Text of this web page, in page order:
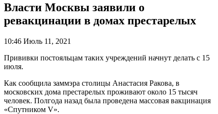
Власти Москвы заявили о
ревакцинации в домах престарелых
10:46 Июль 11, 2021
Прививки постояльцам таких учреждений начнут делать с 15
июля.
Как сообщила заммэра столицы Анастасия Ракова, в
московских дома престарелых проживают около 15 тысяч
человек. Полгода назад была проведена массовая вакцинация
«Спутником V».